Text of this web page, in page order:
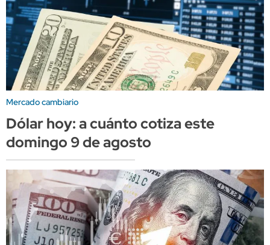
Mercado cambiario
Dólar hoy: a cuánto cotiza este
domingo 9 de agosto